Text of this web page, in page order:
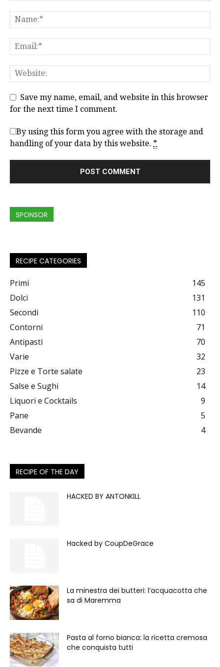
Save my name, email, and website in this browser
for the next time I comment.
By using this form you agree with the storage and
handling of your data by this website. *
SPONSOR
RECIPE CATEGORIES
Primi
145
Dolci
131
Secondi
110
Contorni
71
Antipasti
70
Varie
32
Pizze e Torte salate
23
Salse e Sughi
14
Liquori e Cocktails
9
Pane
5
Bevande
4
RECIPE OF THE DAY
HACKED BY ANTONKILL
Hacked by CoupDeGrace
La minestra dei butteri: l’acquacotta che
sa di Maremma
Pasta al forno bianca: la ricetta cremosa
che conquista tutti